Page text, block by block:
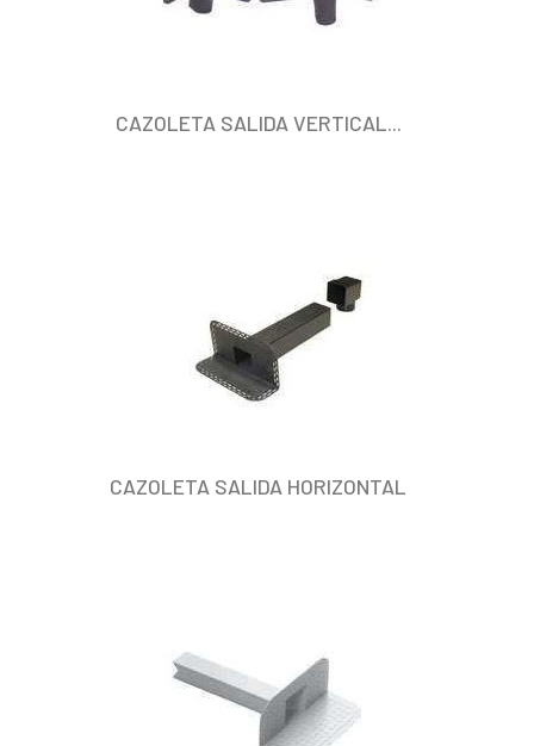
CAZOLETA SALIDA VERTICAL...
CAZOLETA SALIDA HORIZONTAL